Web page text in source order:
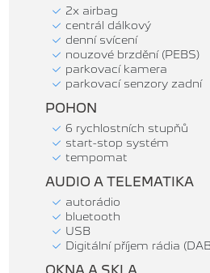
2x airbag
centrál dálkový
denní svícení
nouzové brzdění (PEBS)
parkovací kamera
parkovací senzory zadní
POHON
6 rychlostních stupňů
start-stop systém
tempomat
AUDIO A TELEMATIKA
autorádio
bluetooth
USB
Digitální příjem rádia